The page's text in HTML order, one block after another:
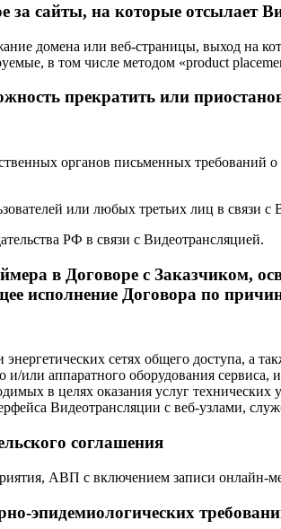
за сайты, на которые отсылает
домена или веб-страницы, выход на
в том числе методом «product
прекратить или
органов письменных требований
или любых третьих лиц в связи с
РФ в связи с Видеотрансляцией.
в Договоре с Заказчиком,
исполнение Договора по
сетях общего доступа, а
и/или аппаратного оборудования
в целях оказания услуг технических
Видеотрансляции с веб-узлами,
соглашения
АВП с включением записи онлайн-
эпидемиологических